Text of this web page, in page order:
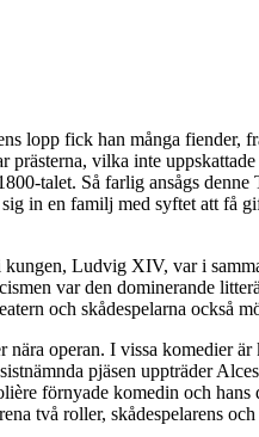
lopp fick han många fiender,
prästerna, vilka inte
talet. Så farlig ansågs
in en familj med syftet att få
Ludvig XIV, var i
var den dominerande
och skådespelarna också
operan. I vissa komedier
pjäsen uppträder
förnyade komedin och
två roller, skådespelarens